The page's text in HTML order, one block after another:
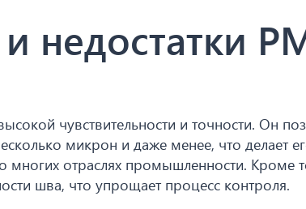
недостатки
чувствительности и точности. Он
микрон и даже менее, что делает
многих отраслях промышленности. Кроме
шва, что упрощает процесс контроля.